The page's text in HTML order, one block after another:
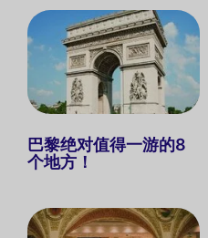
巴黎绝对值得一游的8
个地方！